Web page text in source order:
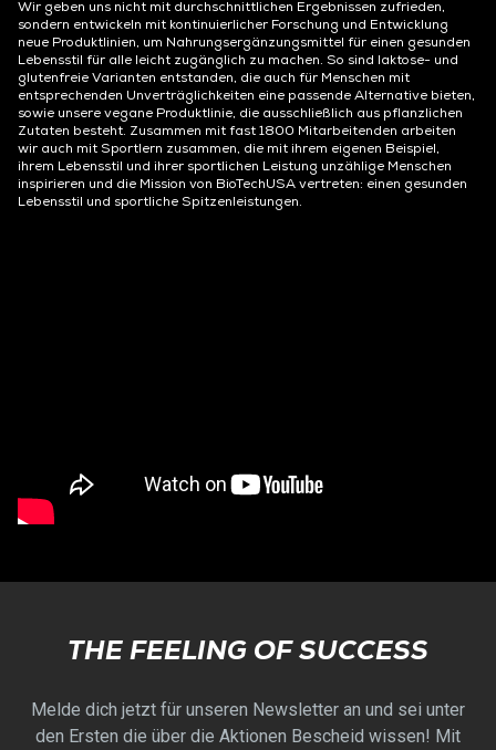
Wir geben uns nicht mit durchschnittlichen Ergebnissen zufrieden,
sondern entwickeln mit kontinuierlicher Forschung und Entwicklung
neue Produktlinien, um Nahrungsergänzungsmittel für einen gesunden
Lebensstil für alle leicht zugänglich zu machen. So sind laktose- und
glutenfreie Varianten entstanden, die auch für Menschen mit
entsprechenden Unverträglichkeiten eine passende Alternative bieten,
sowie unsere vegane Produktlinie, die ausschließlich aus pflanzlichen
Zutaten besteht. Zusammen mit fast 1800 Mitarbeitenden arbeiten
wir auch mit Sportlern zusammen, die mit ihrem eigenen Beispiel,
ihrem Lebensstil und ihrer sportlichen Leistung unzählige Menschen
inspirieren und die Mission von BioTechUSA vertreten: einen gesunden
Lebensstil und sportliche Spitzenleistungen.
THE FEELING OF SUCCESS
Melde dich jetzt für unseren Newsletter an und sei unter
den Ersten die über die Aktionen Bescheid wissen! Mit